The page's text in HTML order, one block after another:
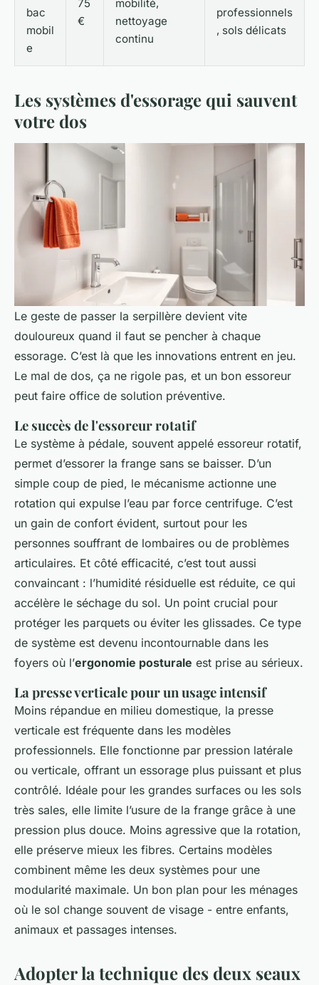
bac
mobil
e
75
€
mobilité,
nettoyage
continu
professionnels
, sols délicats
Les systèmes d'essorage qui sauvent
votre dos
Le geste de passer la serpillère devient vite
douloureux quand il faut se pencher à chaque
essorage. C’est là que les innovations entrent en jeu.
Le mal de dos, ça ne rigole pas, et un bon essoreur
peut faire office de solution préventive.
Le succès de l'essoreur rotatif
Le système à pédale, souvent appelé essoreur rotatif,
permet d’essorer la frange sans se baisser. D’un
simple coup de pied, le mécanisme actionne une
rotation qui expulse l’eau par force centrifuge. C’est
un gain de confort évident, surtout pour les
personnes souffrant de lombaires ou de problèmes
articulaires. Et côté efficacité, c’est tout aussi
convaincant : l’humidité résiduelle est réduite, ce qui
accélère le séchage du sol. Un point crucial pour
protéger les parquets ou éviter les glissades. Ce type
de système est devenu incontournable dans les
foyers où l’ergonomie posturale est prise au sérieux.
La presse verticale pour un usage intensif
Moins répandue en milieu domestique, la presse
verticale est fréquente dans les modèles
professionnels. Elle fonctionne par pression latérale
ou verticale, offrant un essorage plus puissant et plus
contrôlé. Idéale pour les grandes surfaces ou les sols
très sales, elle limite l’usure de la frange grâce à une
pression plus douce. Moins agressive que la rotation,
elle préserve mieux les fibres. Certains modèles
combinent même les deux systèmes pour une
modularité maximale. Un bon plan pour les ménages
où le sol change souvent de visage - entre enfants,
animaux et passages intenses.
Adopter la technique des deux seaux